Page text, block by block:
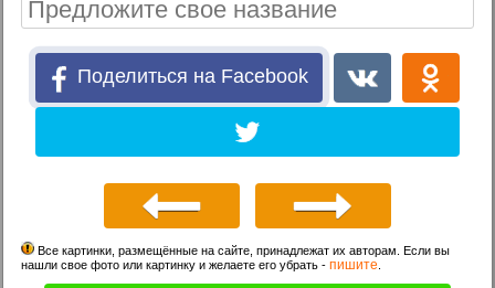
Поделиться на Facebook
Все картинки, размещённые на сайте, принадлежат их авторам. Если вы
нашли свое фото или картинку и желаете его убрать -пишите